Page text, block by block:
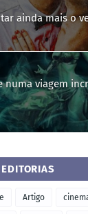
ainda mais o
numa viagem
EDITORIAS
Artigo